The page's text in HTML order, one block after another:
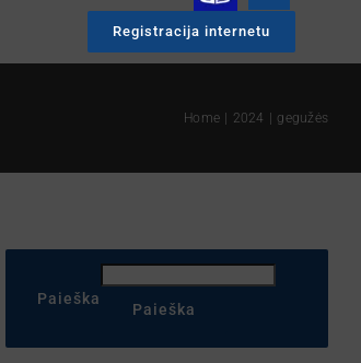
Registracija internetu
Home 2024 gegužės
Paieška
Paieška